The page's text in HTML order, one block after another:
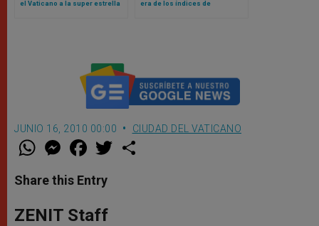
el Vaticano a la super estrella
era de los índices de
JUNIO 16, 2010 00:00 CIUDAD DEL VATICANO
W
t
s
p
p
M
e
s
e
g
e
F
a
e
b
o
k
w
Share this Entry
ZENIT Staff